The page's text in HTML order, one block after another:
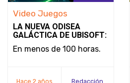
Video Juegos
LA NUEVA ODISEA
GALÁCTICA DE UBISOFT:
En menos de 100 horas.
Hace 2 años Redacción